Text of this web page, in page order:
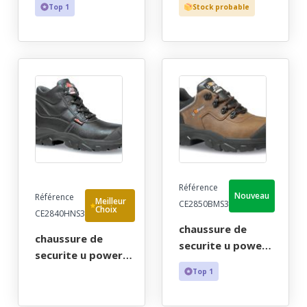
noir, zip lateral,
hro src - 40/47
Top 1
marron haut bout
35/47
Stock probable
Référence
CE2840HNS3
Meilleur
Choix
chaussure de
securite u power
noir bout
Référence
CE2850BMS3
Nouveau
chaussure de
securite u power
mixte, outdoor
marron bas bout
Top 1